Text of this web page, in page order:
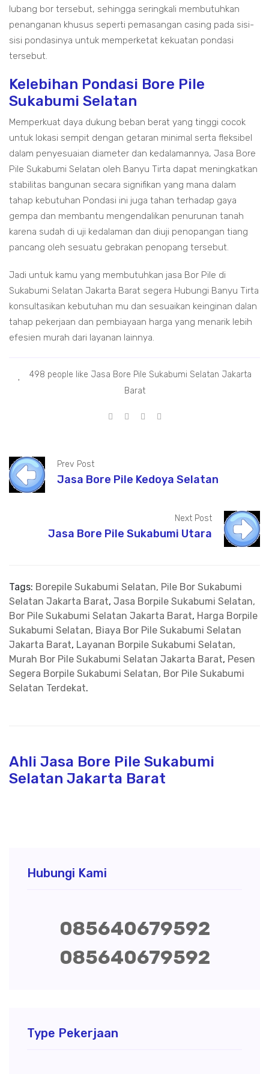
lubang bor tersebut, sehingga seringkali membutuhkan
penanganan khusus seperti pemasangan casing pada sisi-
sisi pondasinya untuk memperketat kekuatan pondasi
tersebut.
Kelebihan Pondasi Bore Pile
Sukabumi Selatan
Memperkuat daya dukung beban berat yang tinggi cocok
untuk lokasi sempit dengan getaran minimal serta fleksibel
dalam penyesuaian diameter dan kedalamannya, Jasa Bore
Pile Sukabumi Selatan oleh Banyu Tirta dapat meningkatkan
stabilitas bangunan secara signifikan yang mana dalam
tahap kebutuhan Pondasi ini juga tahan terhadap gaya
gempa dan membantu mengendalikan penurunan tanah
karena sudah di uji kedalaman dan diuji penopangan tiang
pancang oleh sesuatu gebrakan penopang tersebut.
Jadi untuk kamu yang membutuhkan jasa Bor Pile di
Sukabumi Selatan Jakarta Barat segera Hubungi Banyu Tirta
konsultasikan kebutuhan mu dan sesuaikan keinginan dalan
tahap pekerjaan dan pembiayaan harga yang menarik lebih
efesien murah dari layanan lainnya.
498 people like Jasa Bore Pile Sukabumi Selatan Jakarta
Barat
Prev Post
Jasa Bore Pile Kedoya Selatan
Next Post
Jasa Bore Pile Sukabumi Utara
Tags: Borepile Sukabumi Selatan, Pile Bor Sukabumi
Selatan Jakarta Barat, Jasa Borpile Sukabumi Selatan,
Bor Pile Sukabumi Selatan Jakarta Barat, Harga Borpile
Sukabumi Selatan, Biaya Bor Pile Sukabumi Selatan
Jakarta Barat, Layanan Borpile Sukabumi Selatan,
Murah Bor Pile Sukabumi Selatan Jakarta Barat, Pesen
Segera Borpile Sukabumi Selatan, Bor Pile Sukabumi
Selatan Terdekat.
Ahli Jasa Bore Pile Sukabumi
Selatan Jakarta Barat
Hubungi Kami
085640679592
085640679592
Type Pekerjaan